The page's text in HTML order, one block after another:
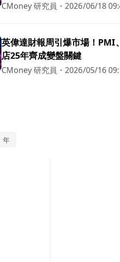
CMoney 研究員 ・2026/06/18
英偉達財報周引爆市場！PMI
店25年齊成變盤關鍵
CMoney 研究員 ・2026/05/16
年